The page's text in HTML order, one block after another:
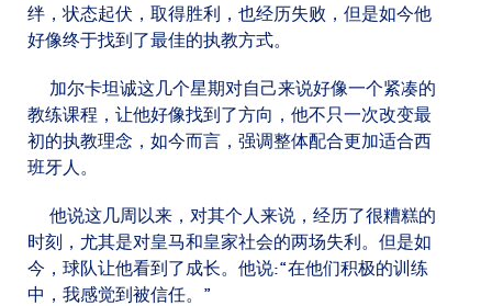
绊，状态起伏，取得胜利，也经历失败，但是如今他
好像终于找到了最佳的执教方式。
加尔卡坦诚这几个星期对自己来说好像一个紧凑的
教练课程，让他好像找到了方向，他不只一次改变最
初的执教理念，如今而言，强调整体配合更加适合西
班牙人。
他说这几周以来，对其个人来说，经历了很糟糕的
时刻，尤其是对皇马和皇家社会的两场失利。但是如
今，球队让他看到了成长。他说:“在他们积极的训练
中，我感觉到被信任。”